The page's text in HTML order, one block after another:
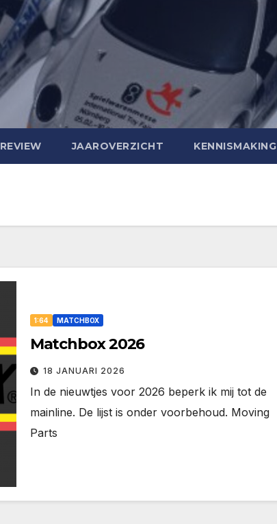
REVIEW JAAROVERZICHT KENNISMAKING
1:64 MATCHBOX
Matchbox 2026
18 JANUARI 2026
In de nieuwtjes voor 2026 beperk ik mij tot de
mainline. De lijst is onder voorbehoud. Moving
Parts